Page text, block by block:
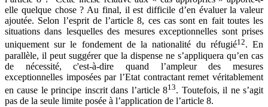
elle quelque chose ? Au final, il est difficile d’en évaluer la valeur
ajoutée. Selon l’esprit de l’article 8, ces cas sont en fait toutes les
situations dans lesquelles des mesures exceptionnelles sont prises
uniquement sur le fondement de la nationalité du réfugié12. En
parallèle, il peut suggérer que la dispense ne s’appliquera qu’en cas
de nécessité, c'est-à-dire quand l’ampleur des mesures
exceptionnelles imposées par l’Etat contractant remet véritablement
en cause le principe inscrit dans l’article 813. Toutefois, il ne s’agit
pas de la seule limite posée à l’application de l’article 8.